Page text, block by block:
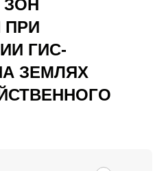
ЗОН
ПРИ
ГИС-
ЗЕМЛЯХ